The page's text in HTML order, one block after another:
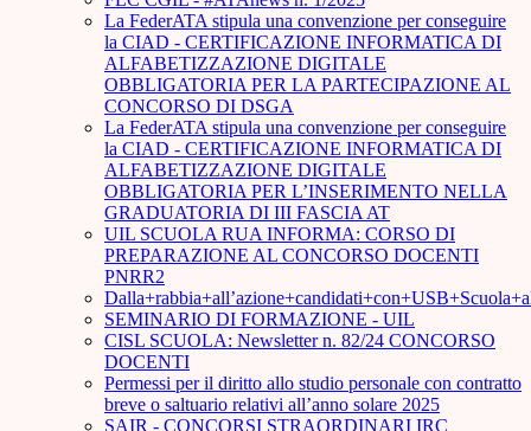
La FederATA stipula una convenzione per conseguire
la CIAD - CERTIFICAZIONE INFORMATICA DI
ALFABETIZZAZIONE DIGITALE
OBBLIGATORIA PER LA PARTECIPAZIONE AL
CONCORSO DI DSGA
La FederATA stipula una convenzione per conseguire
la CIAD - CERTIFICAZIONE INFORMATICA DI
ALFABETIZZAZIONE DIGITALE
OBBLIGATORIA PER L’INSERIMENTO NELLA
GRADUATORIA DI III FASCIA AT
UIL SCUOLA RUA INFORMA: CORSO DI
PREPARAZIONE AL CONCORSO DOCENTI
PNRR2
SEMINARIO DI FORMAZIONE - UIL
CISL SCUOLA: Newsletter n. 82/24 CONCORSO
DOCENTI
Permessi per il diritto allo studio personale con contratto
breve o saltuario relativi all’anno solare 2025
SAIR - CONCORSI STRAORDINARI IRC